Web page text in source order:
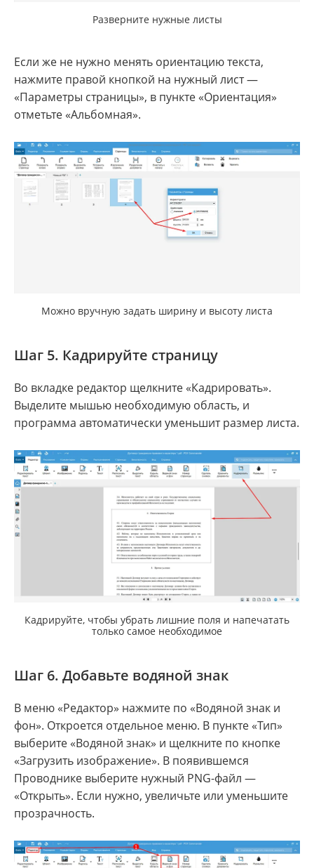
Разверните нужные листы
Если же не нужно менять ориентацию текста,
нажмите правой кнопкой на нужный лист —
«Параметры страницы», в пункте «Ориентация»
отметьте «Альбомная».
Можно вручную задать ширину и высоту листа
Шаг 5. Кадрируйте страницу
Во вкладке редактор щелкните «Кадрировать».
Выделите мышью необходимую область, и
программа автоматически уменьшит размер листа.
Кадрируйте, чтобы убрать лишние поля и напечатать
только самое необходимое
Шаг 6. Добавьте водяной знак
В меню «Редактор» нажмите по «Водяной знак и
фон». Откроется отдельное меню. В пункте «Тип»
выберите «Водяной знак» и щелкните по кнопке
«Загрузить изображение». В появившемся
Проводнике выберите нужный PNG-файл —
«Открыть». Если нужно, увеличьте или уменьшите
прозрачность.